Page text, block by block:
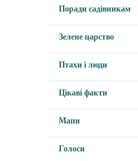
Поради садівникам
Зелене царство
Птахи і люди
Цікаві факти
Мапи
Голоси